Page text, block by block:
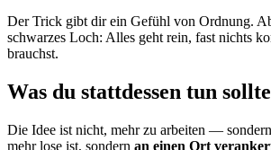
Der Trick gibt dir ein Gefühl von Ordnung.
schwarzes Loch: Alles geht rein, fast nichts
brauchst.
Was du stattdessen tun
Die Idee ist nicht, mehr zu arbeiten —
mehr lose ist, sondern an einen Ort